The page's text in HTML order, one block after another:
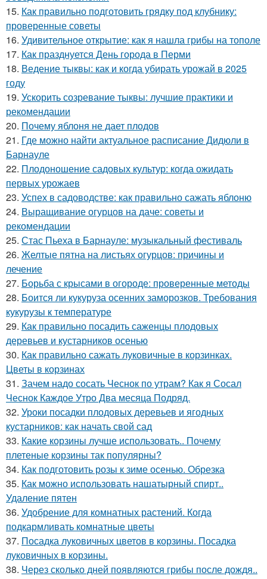
15. Как правильно подготовить грядку под клубнику:
проверенные советы
16. Удивительное открытие: как я нашла грибы на тополе
17. Как празднуется День города в Перми
18. Ведение тыквы: как и когда убирать урожай в 2025
году
19. Ускорить созревание тыквы: лучшие практики и
рекомендации
20. Почему яблоня не дает плодов
21. Где можно найти актуальное расписание Дидюли в
Барнауле
22. Плодоношение садовых культур: когда ожидать
первых урожаев
23. Успех в садоводстве: как правильно сажать яблоню
24. Выращивание огурцов на даче: советы и
рекомендации
25. Стас Пьеха в Барнауле: музыкальный фестиваль
26. Желтые пятна на листьях огурцов: причины и
лечение
27. Борьба с крысами в огороде: проверенные методы
28. Боится ли кукуруза осенних заморозков. Требования
кукурузы к температуре
29. Как правильно посадить саженцы плодовых
деревьев и кустарников осенью
30. Как правильно сажать луковичные в корзинках.
Цветы в корзинах
31. Зачем надо сосать Чеснок по утрам? Как я Сосал
Чеснок Каждое Утро Два месяца Подряд.
32. Уроки посадки плодовых деревьев и ягодных
кустарников: как начать свой сад
33. Какие корзины лучше использовать.. Почему
плетеные корзины так популярны?
34. Как подготовить розы к зиме осенью. Обрезка
35. Как можно использовать нашатырный спирт..
Удаление пятен
36. Удобрение для комнатных растений. Когда
подкармливать комнатные цветы
37. Посадка луковичных цветов в корзины. Посадка
луковичных в корзины.
38. Через сколько дней появляются грибы после дождя..